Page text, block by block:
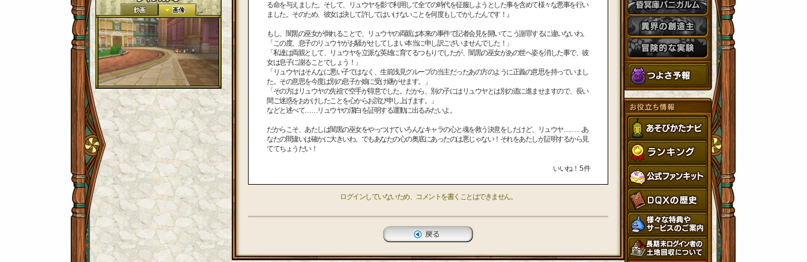
る命を与えました。そして、リュウヤを影で利用して全ての時代を征服しようとした事を含めて様々な悪事を行い
ました。そのため、彼女は決して許してはいけないことを何度もしでかしたんです！』
もし、闇黒の巫女が倒れることで、リュウヤの両親は本来の事件で記者会見を開いてこう謝罪するに違いないわ。
「この度、息子のリュウヤがお騒がせしてしまい本当に申し訳ございませんでした！」
「私達は両親として、リュウヤを立派な英雄に育てるつもりでしたが、闇黒の巫女があの世へ姿を消した事で、彼
女は息子に謝ることでしょう！」
「リュウヤはそんなに悪い子ではなく、生前浅見グループの当主だったあの方のように正義の意思を持っていまし
た。その意思を今度は別の息子か娘に受け継がせます。」
「その方はリュウヤの先祖で空手が得意でした。だから、別の子にはリュウヤとは別の道に進ませますので、長い
間ご迷惑をおかけしたことを心からお詫び申し上げます。」
などと述べて……リュウヤの潔白を証明する運動に出るみたいよ。
だからこそ、あたしは闇黒の巫女をやっつけていろんなキャラの心と魂を救う決意をしたけど、リュウヤ………あ
なたの間違いは確かに大きいわ。でもあなたの心の奥底にあったのは悪じゃない！それをあたしが証明するから見
ててちょうだい！
いいね！ 5件
ログインしていないため、コメントを書くことはできません。